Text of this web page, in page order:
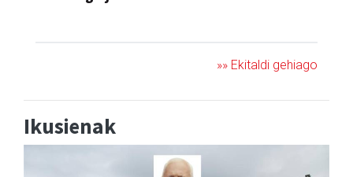
»» Ekitaldi gehiago
Ikusienak